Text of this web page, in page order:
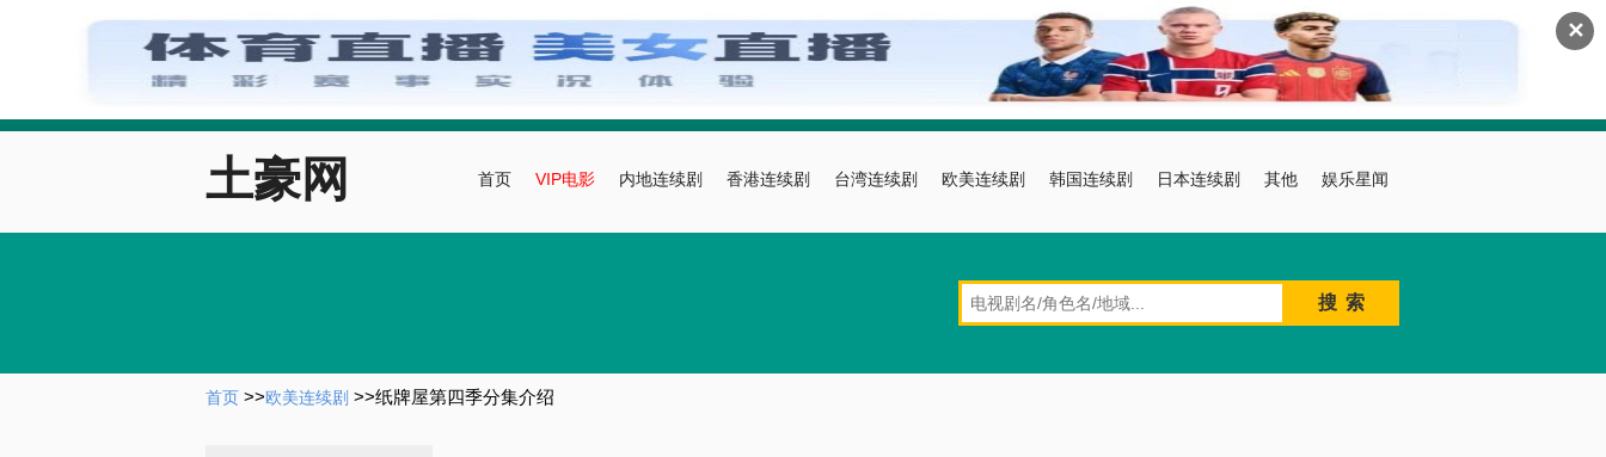
✕
土豪网 首页 VIP电影 内地连续剧 香港连续剧 台湾连续剧 欧美连续剧 韩国连续剧 日本连续剧 其他 娱乐星闻
首页 >>欧美连续剧 >>纸牌屋第四季分集介绍